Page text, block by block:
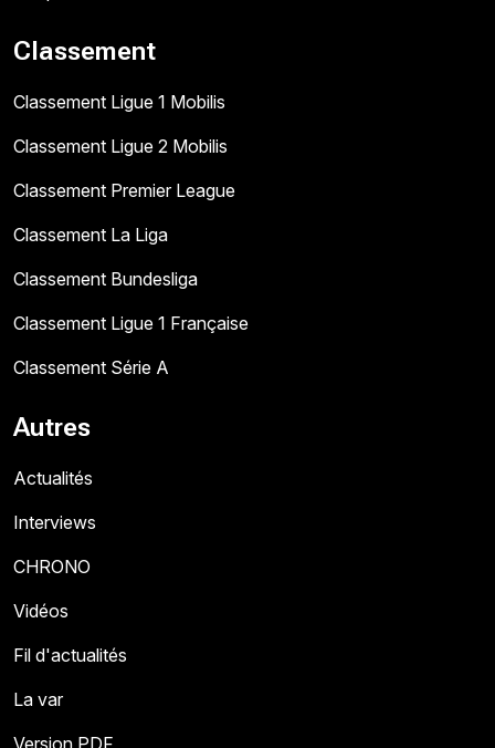
Classement
Classement Ligue 1 Mobilis
Classement Ligue 2 Mobilis
Classement Premier League
Classement La Liga
Classement Bundesliga
Classement Ligue 1 Française
Classement Série A
Autres
Actualités
Interviews
CHRONO
Vidéos
Fil d'actualités
La var